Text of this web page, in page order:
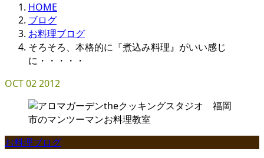
HOME
ブログ
お料理ブログ
そろそろ、本格的に『煮込み料理』がいい感じ
に・・・・・
OCT022012
お料理ブログ